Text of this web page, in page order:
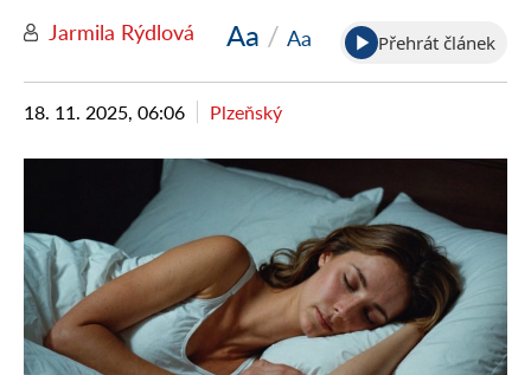
Jarmila Rýdlová Aa / Aa Přehrát článek
18. 11. 2025, 06:06 Plzeňský